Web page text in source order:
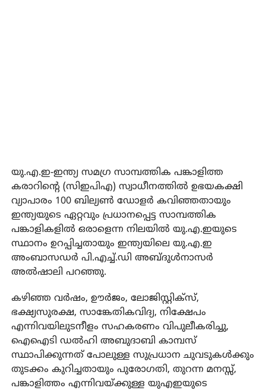
യു.എ.ഇ-ഇന്ത്യ സമഗ്ര സാമ്പത്തിക പങ്കാളിത്ത
കരാറിന്റെ (സിഇപിഎ) സ്വാധീനത്തില്‍ ഉഭയകക്ഷി
വ്യാപാരം 100 ബില്യണ്‍ ഡോളര്‍ കവിഞ്ഞതായും
ഇന്ത്യയുടെ ഏറ്റവും പ്രധാനപ്പെട്ട സാമ്പത്തിക
പങ്കാളികളില്‍ ഒരാളെന്ന നിലയില്‍ യു.എ.ഇയുടെ
സ്ഥാനം ഉറപ്പിച്ചതായും ഇന്ത്യയിലെ യു.എ.ഇ
അംബാസഡര്‍ പി.എച്ച്.ഡി അബ്ദുള്‍നാസര്‍
അല്‍ഷാലി പറഞ്ഞു.
കഴിഞ്ഞ വര്‍ഷം, ഊര്‍ജം, ലോജിസ്റ്റിക്സ്,
ഭക്ഷ്യസുരക്ഷ, സാങ്കേതികവിദ്യ, നിക്ഷേപം
എന്നിവയിലുടനീളം സഹകരണം വിപുലീകരിച്ചു,
ഐഐടി ഡല്‍ഹി അബുദാബി കാമ്പസ്
സ്ഥാപിക്കുന്നത് പോലുള്ള സുപ്രധാന ചുവടുകള്‍ക്കും
തുടക്കം കുറിച്ചതായും പുരോഗതി, തുറന്ന മനസ്സ്,
പങ്കാളിത്തം എന്നിവയ്ക്കുള്ള യുഎഇയുടെ